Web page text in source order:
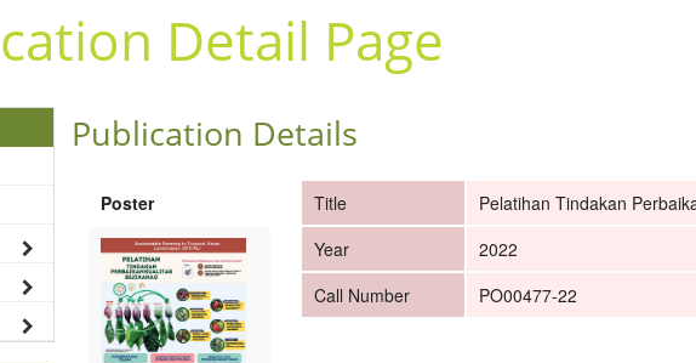
Detail Page
Publication Details
Poster Title
Pelatihan Tindakan
Year
2022
Call Number
PO00477-22